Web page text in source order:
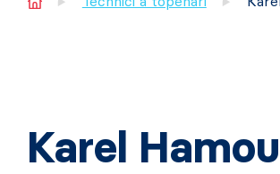
Karel